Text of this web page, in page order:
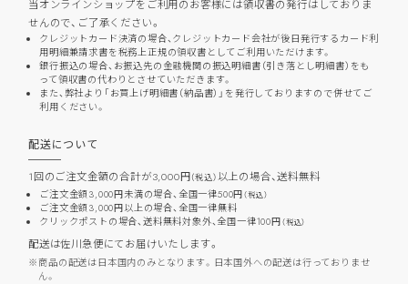
当オンラインショップをご利用のお客様には領収書の発行はしておりま
せんので、ご了承ください。
クレジットカード決済の場合、クレジットカード会社が後日発行するカード利
用明細兼請求書を税務上正規の領収書としてご利用いただけます。
銀行振込の場合、お振込先の金融機関の振込明細書（引き落とし明細書）をも
って領収書の代わりとさせていただきます。
また、弊社より「お買上げ明細書（納品書）」を発行しておりますので併せてご
利用ください。
配送について
1回のご注文金額の合計が3,000円（税込）以上の場合、送料無料
ご注文金額3,000円未満の場合、全国一律500円（税込）
ご注文金額3,000円以上の場合、全国一律無料
クリックポストの場合、送料無料対象外、全国一律100円（税込）
配送は佐川急便にてお届けいたします。
商品の配送は日本国内のみとなります。日本国外への配送は行っておりませ
ん。